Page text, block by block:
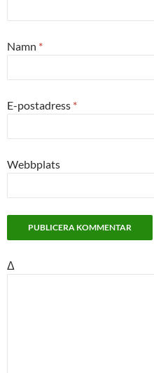
Namn *
E-postadress *
Webbplats
Δ